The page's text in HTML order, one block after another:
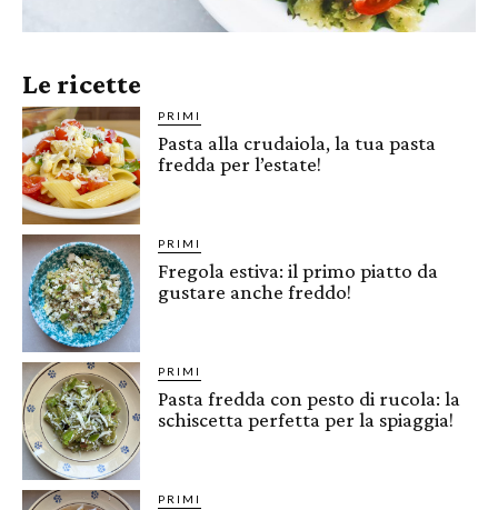
Le ricette
PRIMI
Pasta alla crudaiola, la tua pasta
fredda per l’estate!
PRIMI
Fregola estiva: il primo piatto da
gustare anche freddo!
PRIMI
Pasta fredda con pesto di rucola: la
schiscetta perfetta per la spiaggia!
PRIMI